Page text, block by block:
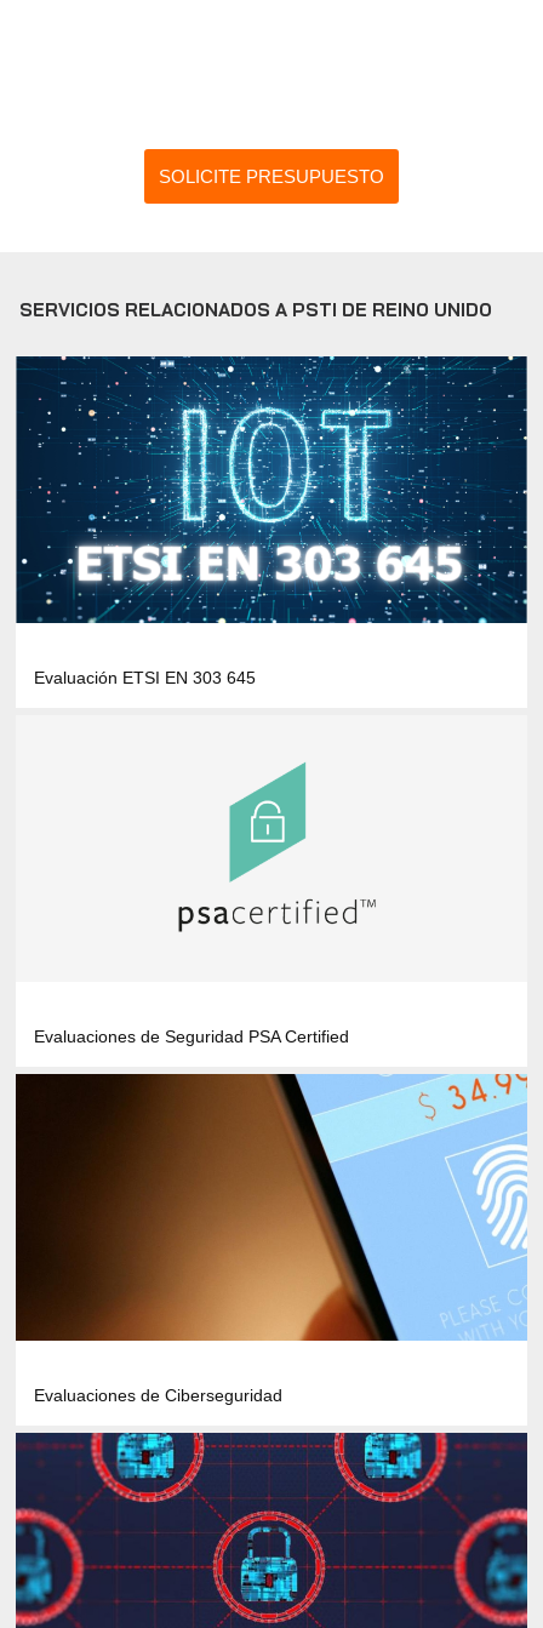
SOLICITE PRESUPUESTO
SERVICIOS RELACIONADOS A PSTI DE REINO UNIDO
Evaluación ETSI EN 303 645
Evaluaciones de Seguridad PSA Certified
Evaluaciones de Ciberseguridad